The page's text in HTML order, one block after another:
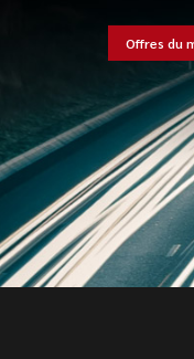
Offres du